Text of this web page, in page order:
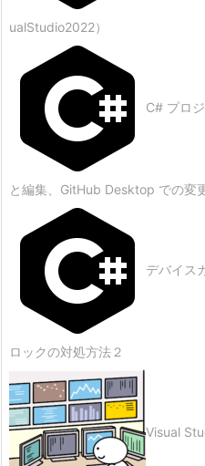
ualStudio2022）
C# プロ
と編集、GitHub Desktop での変
デバイス
ロックの対処方法２
Visual